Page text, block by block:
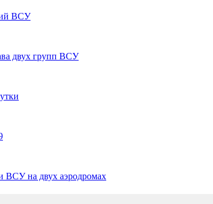
ВСУ
двух групп ВСУ
ВСУ на двух аэродромах